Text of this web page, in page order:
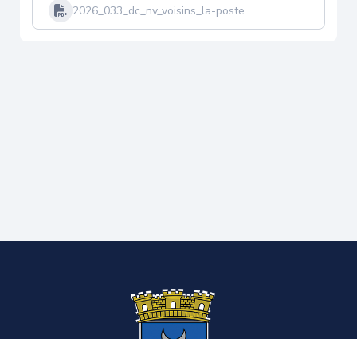
2026_033_dc_nv_voisins_la-poste